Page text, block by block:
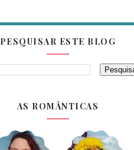
PESQUISAR ESTE BLOG
AS ROMÂNTICAS